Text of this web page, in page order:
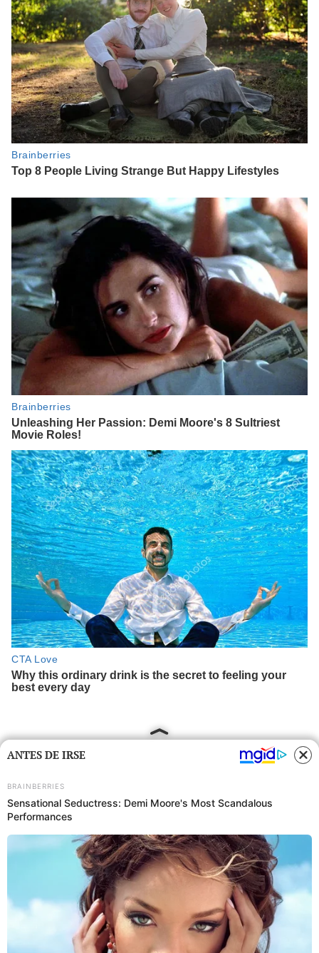
ANTES DE IRSE